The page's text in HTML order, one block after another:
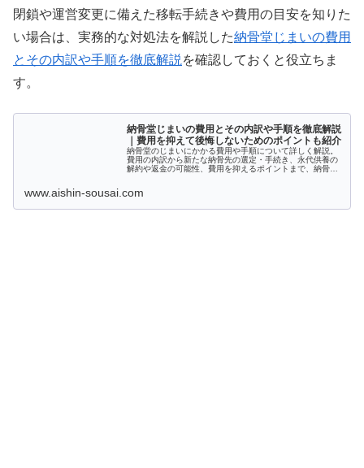
閉鎖や運営変更に備えた移転手続きや費用の目安を知りた
い場合は、実務的な対処法を解説した納骨堂じまいの費用
とその内訳や手順を徹底解説を確認しておくと役立ちま
す。
納骨堂じまいの費用とその内訳や手順を徹底解説
｜費用を抑えて後悔しないためのポイントも紹介
納骨堂のじまいにかかる費用や手順について詳しく解説。
費用の内訳から新たな納骨先の選定・手続き、永代供養の
解約や返金の可能性、費用を抑えるポイントまで、納骨堂
www.aishin-sousai.com